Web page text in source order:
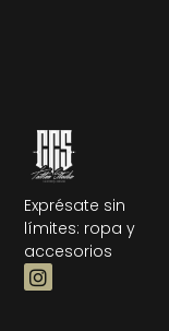
Exprésate sin
límites: ropa y
accesorios